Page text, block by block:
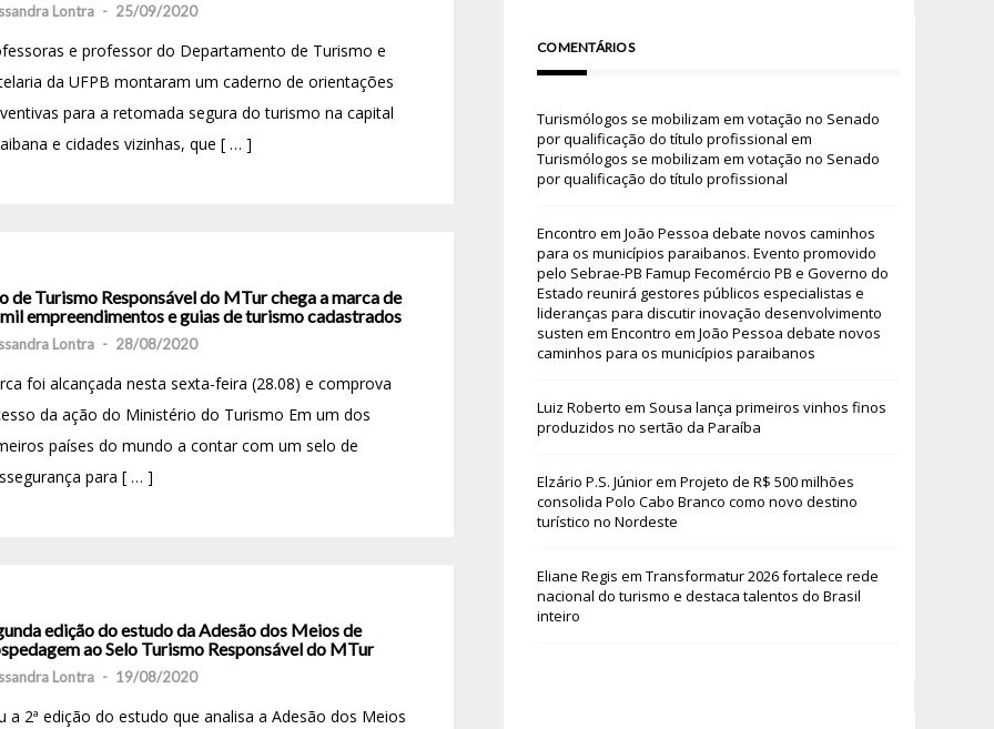
Lontra - 25/09/2020
e professor do Departamento de Turismo e
da UFPB montaram um caderno de orientações
para a retomada segura do turismo na capital
e cidades vizinhas, que [ … ]
de Turismo Responsável do MTur chega a marca de
empreendimentos e guias de turismo cadastrados
Lontra - 28/08/2020
foi alcançada nesta sexta-feira (28.08) e comprova
da ação do Ministério do Turismo Em um dos
países do mundo a contar com um selo de
para [ … ]
edição do estudo da Adesão dos Meios de
ao Selo Turismo Responsável do MTur
Lontra - 19/08/2020
a 2ª edição do estudo que analisa a Adesão dos Meios
COMENTÁRIOS
Turismólogos se mobilizam em votação no Senado
por qualificação do título profissional em
Turismólogos se mobilizam em votação no Senado
por qualificação do título profissional
Encontro em João Pessoa debate novos caminhos
para os municípios paraibanos. Evento promovido
pelo Sebrae-PB Famup Fecomércio PB e Governo do
Estado reunirá gestores públicos especialistas e
lideranças para discutir inovação desenvolvimento
susten em Encontro em João Pessoa debate novos
caminhos para os municípios paraibanos
Luiz Roberto em Sousa lança primeiros vinhos finos
produzidos no sertão da Paraíba
Elzário P.S. Júniorem Projeto de R$ 500 milhões
consolida Polo Cabo Branco como novo destino
turístico no Nordeste
Eliane Regis em Transformatur 2026 fortalece rede
nacional do turismo e destaca talentos do Brasil
inteiro